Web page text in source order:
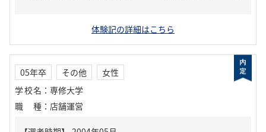
体験記の詳細はこちら
05年卒 その他
女性
学校名 ： 専修大学
職種 ： 店舗運営